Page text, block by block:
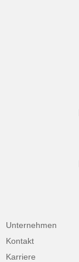
Unternehmen
Kontakt
Karriere